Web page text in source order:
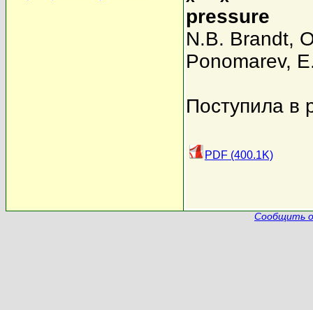
pressure
N.B. Brandt,
Ponomarev,
Поступила в
PDF (400.1K)
Сообщить о